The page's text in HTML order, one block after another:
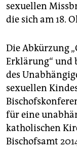
sexuellen
die sich am 18.
Die Abkürzung
Erklärung“ und
des
sexuellen
für eine
katholischen
Bischofsamt